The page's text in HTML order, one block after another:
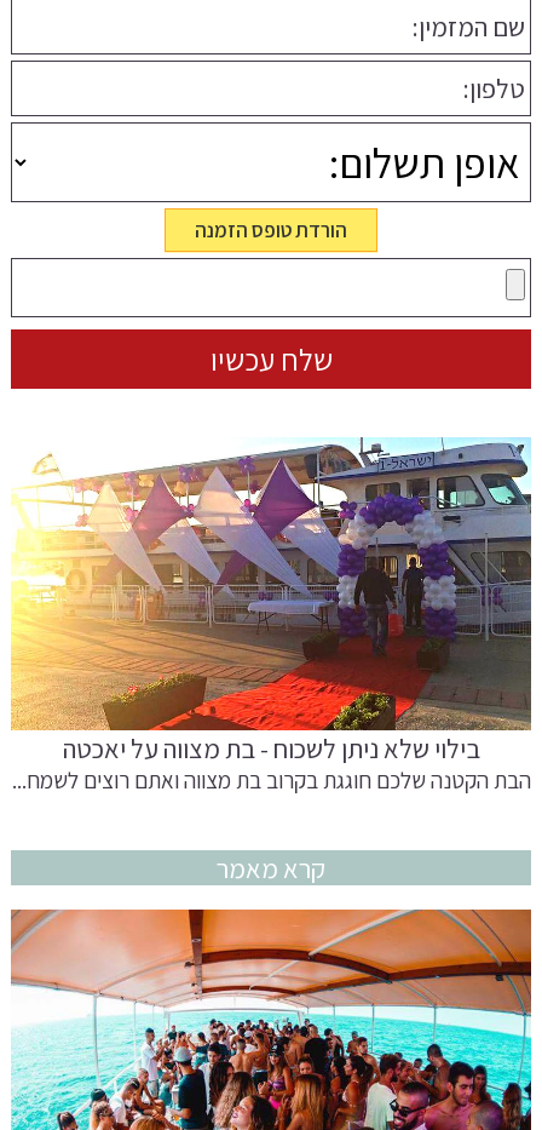
הורדת טופס הזמנה
בילוי שלא ניתן לשכוח - בת מצווה על יאכטה
הבת הקטנה שלכם חוגגת בקרוב בת מצווה ואתם רוצים לשמח...
קרא מאמר